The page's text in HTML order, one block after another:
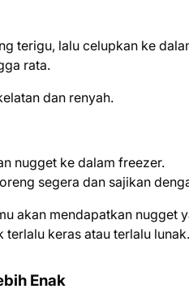
terigu, lalu celupkan ke
rata.
dan renyah.
nugget ke dalam freezer.
segera dan sajikan
akan mendapatkan nugget
keras atau terlalu lunak.
Enak